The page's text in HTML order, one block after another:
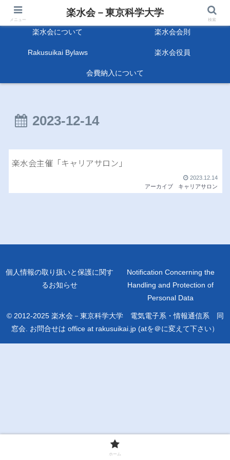
楽水会－東京科学大学
楽水会について 楽水会会則
Rakusuikai Bylaws 楽水会役員
会費納入について
2023-12-14
楽水会主催「キャリアサロン」
2023.12.14
アーカイブ
キャリアサロン
個人情報の取り扱いと保護に関す
るお知らせ
Notification Concerning the
Handling and Protection of
Personal Data
© 2012-2025 楽水会－東京科学大学 電気電子系・情報通信系 同
窓会. お問合せは office at rakusuikai.jp (atを＠に変えて下さい）
メニュー
楽水会－東京科学大学
検索
ホーム